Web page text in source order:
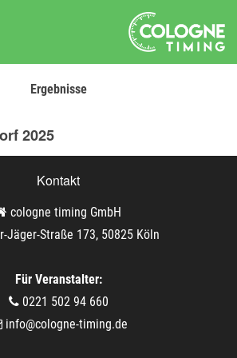
Ergebnisse
2025
Kontakt
cologne timing GmbH
Jäger-Straße 173, 50825 Köln
Für Veranstalter:
0221 502 94 660
info@cologne-timing.de